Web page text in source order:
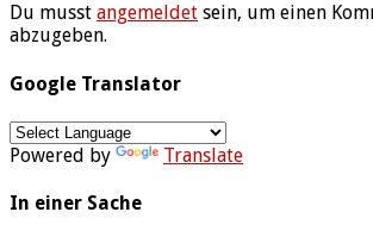
Du musst angemeldet sein, um einen
abzugeben.
Google Translator
Powered by Translate
In einer Sache